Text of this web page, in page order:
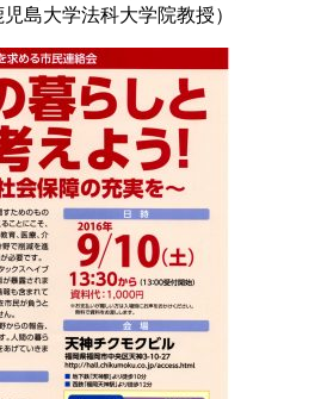
島大学法科大学院教授）